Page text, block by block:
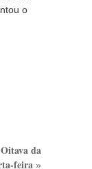
o
Oitava da
feira »